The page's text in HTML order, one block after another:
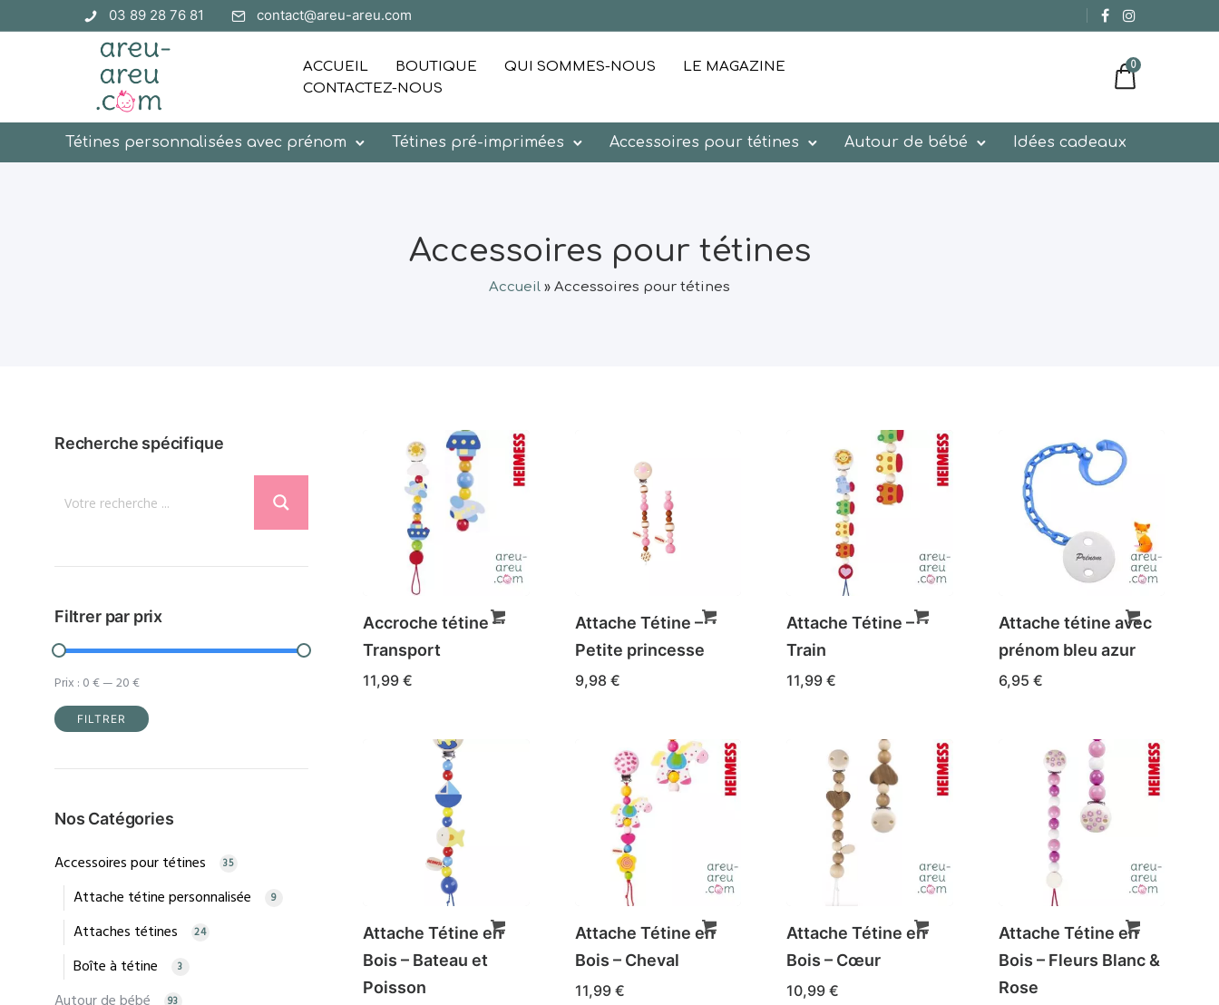
03 89 28 76 81 contact@areu-areu.com
ACCUEIL BOUTIQUE QUI SOMMES-NOUS
LE MAGAZINE
CONTACTEZ-NOUS
0
Tétines personnalisées avec prénom Tétines pré-imprimées Accessoires pour tétines Autour de bébé Idées cadeaux
Accessoires pour tétines
Accueil » Accessoires pour tétines
Accroche tétine –
Transport
11,99 €
Attache Tétine –
Petite princesse
9,98 €
Attache Tétine –
Train
11,99 €
Attache tétine avec
prénom bleu azur
6,95 €
Attache Tétine en
Bois – Bateau et
Poisson
Attache Tétine en
Bois – Cheval
11,99 €
Attache Tétine en
Bois – Cœur
10,99 €
Attache Tétine en
Bois – Fleurs Blanc &
Rose
Recherche spécifique
Filtrer par prix
min
max
FILTRER
Prix : 0 €—20 €
Nos Catégories
Accessoires pour tétines 35
Attache tétine personnalisée 9
Attaches tétines 24
Boîte à tétine 3
93